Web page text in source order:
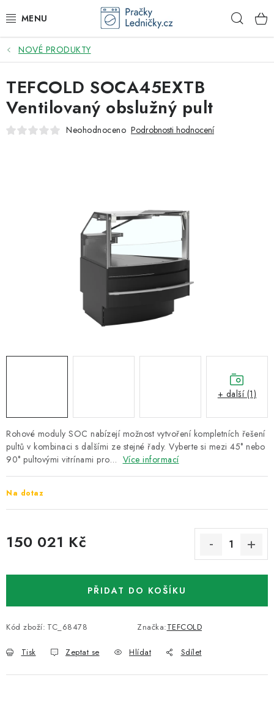
na
DODAVATEL
VESTAVNÉ SPOTŘEBIČE
VOLNĚ STOJÍCÍ SPOTŘEBIČE
Doprava a platba
Garance nejnižší ceny
O nás
NOVÉ PRODUKTY
Rohové moduly SOC nabízejí možnost vytvoření kompletních řešení
pultů v kombinaci s dalšími ze stejné řady. Vyberte si mezi 45° nebo
90° pultovými vitrínami pro… Více informací
Na dotaz
150 021 Kč
PŘIDAT DO KOŠÍKU
Kód zboží: TC_68478 Značka:TEFCOLD
Tisk Zeptat se Hlídat Sdílet
TEFCOLD SOCA45EXTB
Ventilovaný obslužný pult
Neohodnoceno Podrobnosti hodnocení
+ další (1)